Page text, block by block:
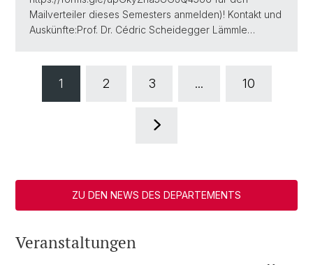
Mailverteiler dieses Semesters anmelden)! Kontakt und
Auskünfte:Prof. Dr. Cédric Scheidegger Lämmle…
1 2 3 ... 10
ZU DEN NEWS DES DEPARTEMENTS
Veranstaltungen